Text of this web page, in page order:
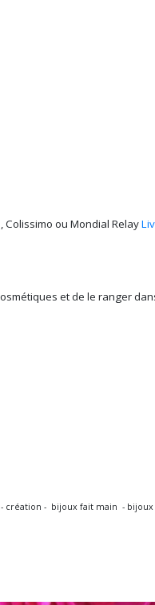
ou Mondial Relay
et de le ranger
- bijoux fait main - bijoux